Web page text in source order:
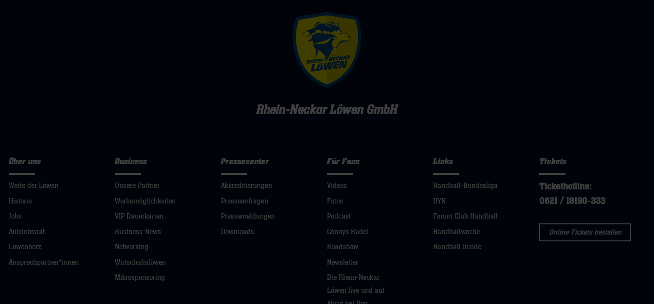
Rhein-Neckar Löwen GmbH
Über uns
Werte der Löwen
Historie
Jobs
Aufsichtsrat
Löwenherz
Ansprechpartner*innen
Business
Unsere Partner
Werbemöglichkeiten
VIP Dauerkarten
Business-News
Networking
Wirtschaftslöwen
Mikrosponsoring
Pressecenter
Akkreditierungen
Presseanfragen
Pressemeldungen
Downloads
Für Fans
Videos
Fotos
Podcast
Connys Rudel
Roadshow
Newsletter
Die Rhein-Neckar
Löwen live und auf
Links
Handball-Bundesliga
DYN
Forum Club Handball
Handballwoche
Handball Inside
Tickets
Tickethotline:
0621 / 18190-333
Online Tickets bestellen